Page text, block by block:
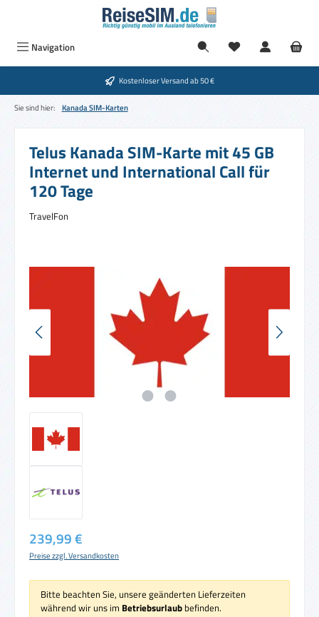
Zum Hauptinhalt springen
Navigation
Kostenloser Versand ab 50 €
Sie sind hier: Kanada SIM-Karten
Telus Kanada SIM-Karte mit 45 GB
Internet und International Call für
120 Tage
TravelFon
Regulärer Preis:
239,99 €
Preise zzgl. Versandkosten
Bitte beachten Sie, unsere geänderten Lieferzeiten
während wir uns im Betriebsurlaub befinden.